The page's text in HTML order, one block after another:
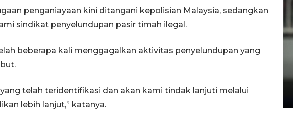
penganiayaan kini ditangani kepolisian Malaysia, sedangkan
sindikat penyelundupan pasir timah ilegal.
beberapa kali menggagalkan aktivitas penyelundupan yang
telah teridentifikasi dan akan kami tindak lanjuti melalui
lebih lanjut,” katanya.
22 Juli 2026 10:51